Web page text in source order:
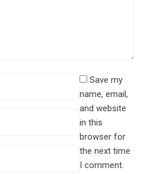
Save my
name, email,
and website
in this
browser for
the next time
I comment.